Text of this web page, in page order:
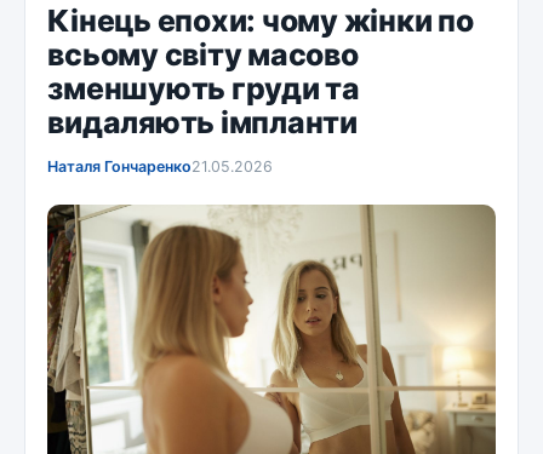
Кінець епохи: чому жінки по
всьому світу масово
зменшують груди та
видаляють імпланти
Наталя Гончаренко21.05.2026